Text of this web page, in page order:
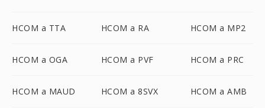
HCOM a TTA HCOM a RA HCOM a MP2
HCOM a OGA HCOM a PVF HCOM a PRC
HCOM a MAUD HCOM a 8SVX HCOM a AMB